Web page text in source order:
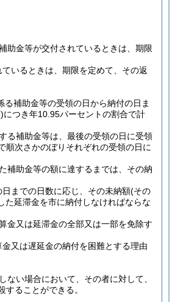
助金等が交付されているときは、期限
いるときは、期限を定めて、その返
補助金等の受領の日から納付の日ま
につき年10.95パーセントの割合で計
る補助金等は、最後の受領の日に受領
順次さかのぼりそれぞれの受領の日に
補助金等の額に達するまでは、その納
までの日数に応じ、その未納額(その
た延滞金を市に納付しなければならな
金又は延滞金の全部又は一部を免除す
又は遅延金の納付を困難とする理由
い場合において、その者に対して、
ることができる。